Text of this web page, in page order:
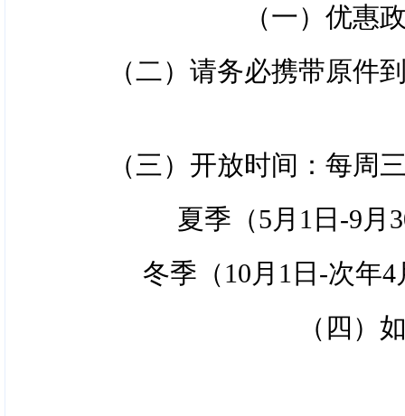
（一）优惠
（二）请务必携带原件
（三）开放时间：每周
夏季（5月1日-9月
冬季（10月1日-次年4
（四）